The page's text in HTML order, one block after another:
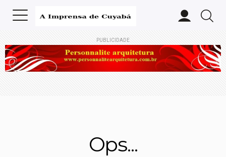
PUBLICIDADE
Ops...